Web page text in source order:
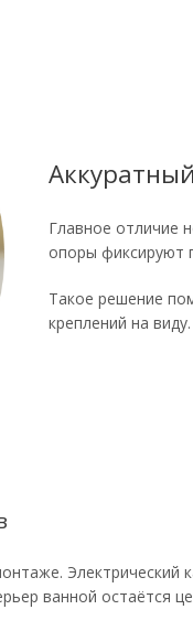
Главное отличие
опоры фиксируют
Такое решение
креплений на виду.
ванной остаётся